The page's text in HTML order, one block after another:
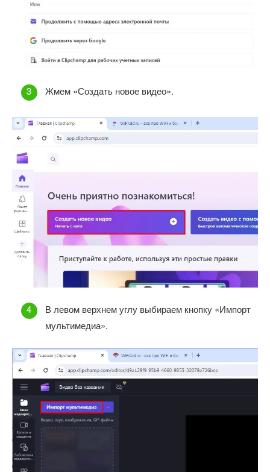
Жмем «Создать новое видео».
В левом верхнем углу выбираем кнопку «Импорт
мультимедиа».